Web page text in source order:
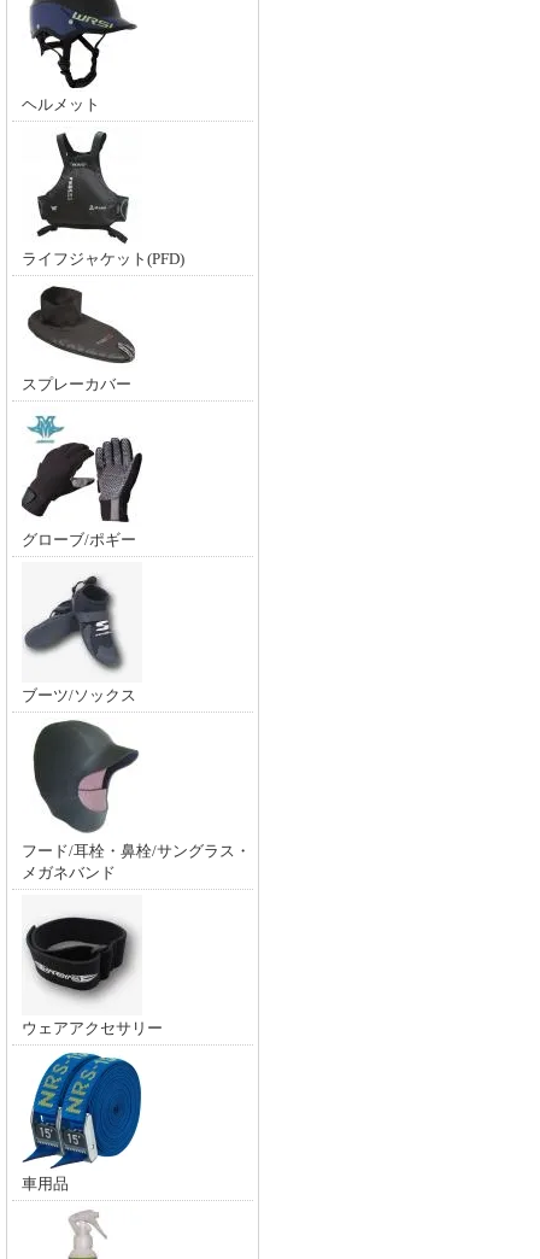
ヘルメット
ライフジャケット(PFD)
スプレーカバー
グローブ/ポギー
ブーツ/ソックス
フード/耳栓・鼻栓/サングラス・
メガネバンド
ウェアアクセサリー
車用品